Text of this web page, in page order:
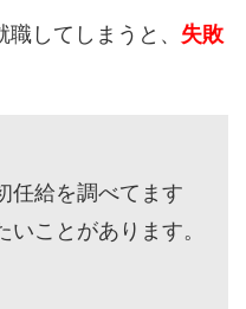
してしまうと、 失敗
任給を調べてます
ことがあります。